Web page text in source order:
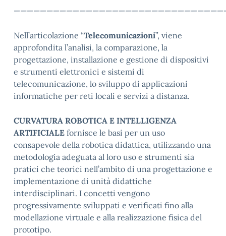
Nell’articolazione “Telecomunicazioni”, viene
approfondita l’analisi, la comparazione, la
progettazione, installazione e gestione di dispositivi
e strumenti elettronici e sistemi di
telecomunicazione, lo sviluppo di applicazioni
informatiche per reti locali e servizi a distanza.
CURVATURA ROBOTICA E INTELLIGENZA
ARTIFICIALE fornisce le basi per un uso
consapevole della robotica didattica, utilizzando una
metodologia adeguata al loro uso e strumenti sia
pratici che teorici nell’ambito di una progettazione e
implementazione di unità didattiche
interdisciplinari. I concetti vengono
progressivamente sviluppati e verificati fino alla
modellazione virtuale e alla realizzazione fisica del
prototipo.